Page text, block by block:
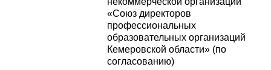
«Союз директоров
профессиональных
образовательных организаций
Кемеровской области» (по
согласованию)